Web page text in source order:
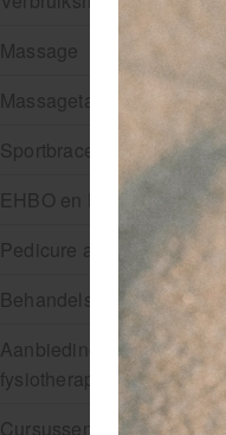
Massage
Massagetafels
Sportbraces
EHBO en BHV
Pedicure artikelen
Behandelstoel elektrisch
Aanbiedingen groothandel
fysiotherapie en massage
Cursussen